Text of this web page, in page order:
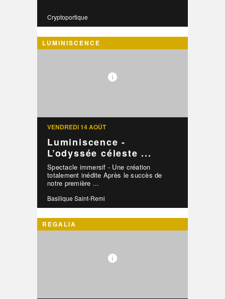
Cryptoportique
LUMINISCENCE
VENDREDI 14 AOÛT
Luminiscence -
L’odyssée céleste ...
Spectacle immersif - Une création
totalement inédite Après le succès de
notre première ...
Basilique Saint-Remi
REGALIA